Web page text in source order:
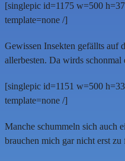
[singlepic id=1175 w=500
template=none /]
Gewissen Insekten gefällts auf
allerbesten. Da wirds schonmal
[singlepic id=1151 w=500
template=none /]
Manche schummeln sich auch
brauchen mich gar nicht erst zu